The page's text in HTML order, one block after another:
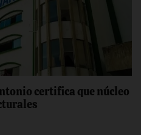
certifica ‎que núcleo